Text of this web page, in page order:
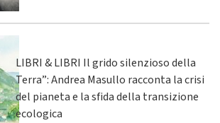
LIBRI & LIBRI Il grido silenzioso della
Terra”: Andrea Masullo racconta la crisi
del pianeta e la sfida della transizione
ecologica